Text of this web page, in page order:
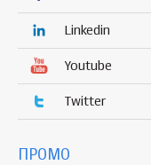
Linkedin
Youtube
Twitter
ПРОМО